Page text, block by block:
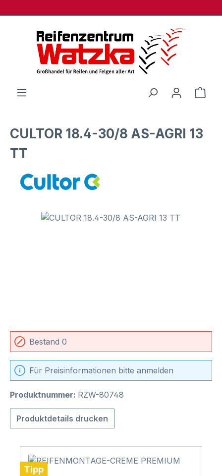
CULTOR 18.4-30/8 AS-AGRI 13
TT
Bildergalerie überspringen
Bestand 0
Für Preisinformationen bitte anmelden
Produktnummer: RZW-80748
Produktdetails drucken
Tipp